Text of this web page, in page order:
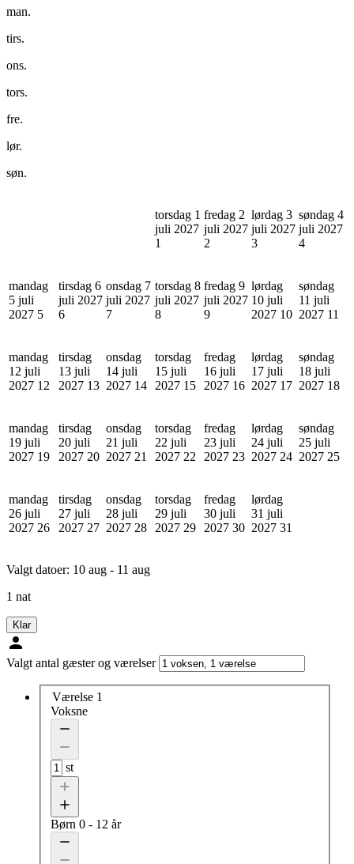
man.
tirs.
ons.
tors.
fre.
lør.
søn.
torsdag 1
juli 2027
1
fredag 2
juli 2027
2
lørdag 3
juli 2027
3
søndag 4
juli 2027
4
mandag
5 juli
2027 5
tirsdag 6
juli 2027
6
onsdag 7
juli 2027
7
torsdag 8
juli 2027
8
fredag 9
juli 2027
9
lørdag
10 juli
2027 10
søndag
11 juli
2027 11
mandag
12 juli
2027 12
tirsdag
13 juli
2027 13
onsdag
14 juli
2027 14
torsdag
15 juli
2027 15
fredag
16 juli
2027 16
lørdag
17 juli
2027 17
søndag
18 juli
2027 18
mandag
19 juli
2027 19
tirsdag
20 juli
2027 20
onsdag
21 juli
2027 21
torsdag
22 juli
2027 22
fredag
23 juli
2027 23
lørdag
24 juli
2027 24
søndag
25 juli
2027 25
mandag
26 juli
2027 26
tirsdag
27 juli
2027 27
onsdag
28 juli
2027 28
torsdag
29 juli
2027 29
fredag
30 juli
2027 30
lørdag
31 juli
2027 31
Valgt datoer: 10 aug - 11 aug
1 nat
Klar
Valgt antal gæster og værelser
Værelse 1
Voksne
st
Børn 0 - 12 år